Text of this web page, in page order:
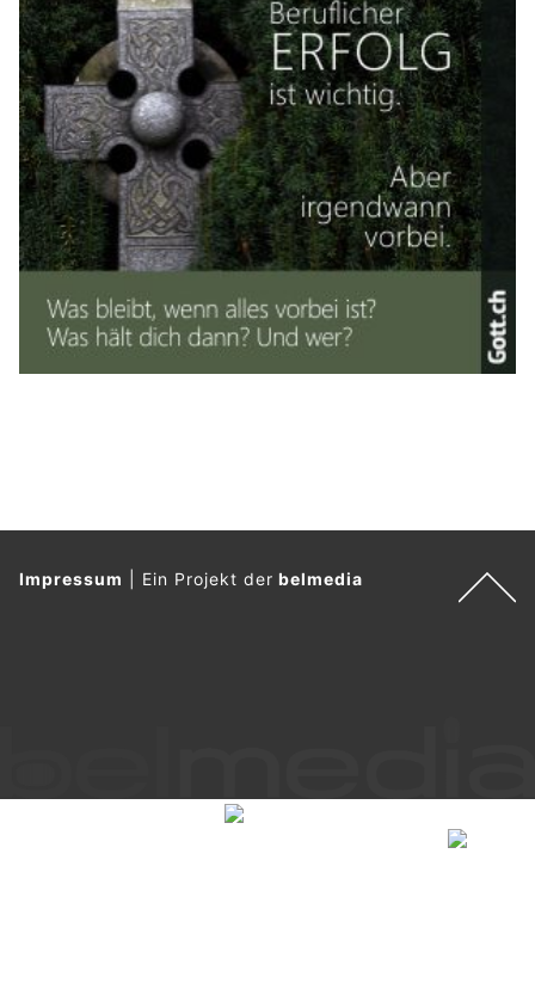
Impressum Ein Projekt derbelmedia